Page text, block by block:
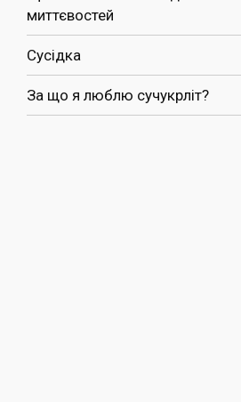
миттєвостей
Сусідка
За що я люблю сучукрліт?